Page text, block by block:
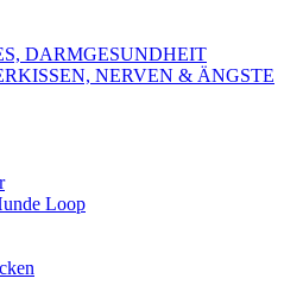
DARMGESUNDHEIT
NERVEN & ÄNGSTE
Loop